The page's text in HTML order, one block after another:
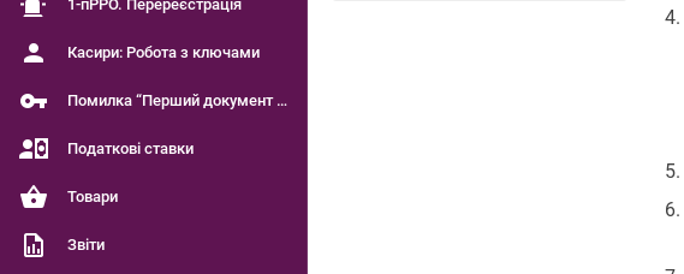
1-пРРО. Перереєстрація
Касири: Робота з ключами
Помилка “Перший документ є чинним”
Податкові ставки
Товари
Звіти